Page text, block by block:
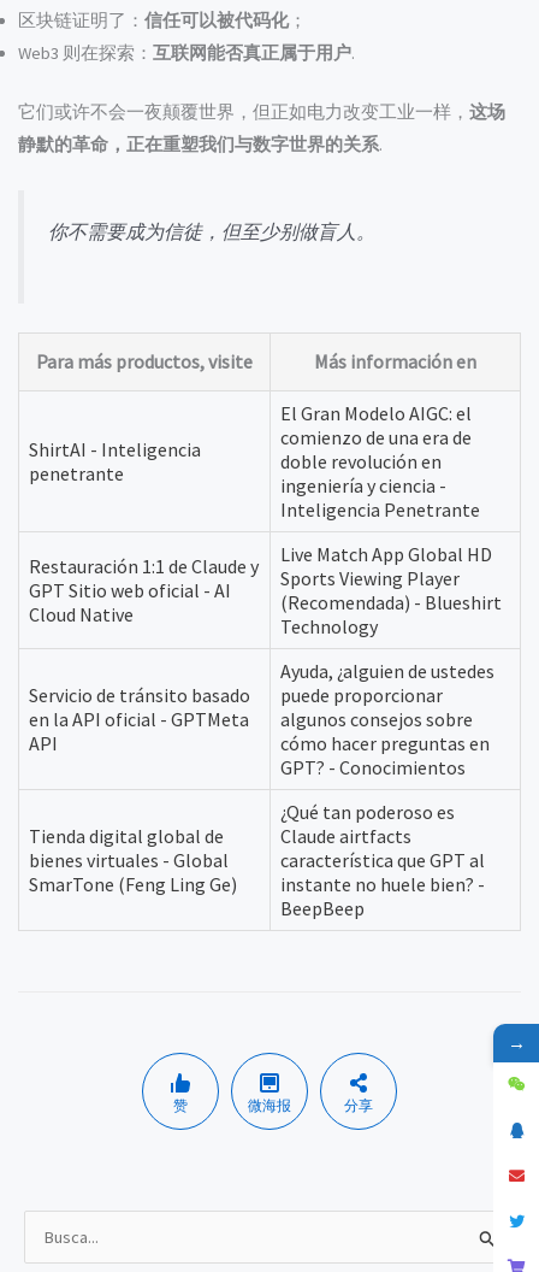
区块链证明了： 信任可以被代码化；
Web3 则在探索： 互联网能否真正属于用户.
它们或许不会一夜颠覆世界，但正如电力改变工业一样， 这场
静默的革命，正在重塑我们与数字世界的关系.
你不需要成为信徒，但至少别做盲人。
Para más productos, visite Más información en
ShirtAI - Inteligencia
penetrante
El Gran Modelo AIGC: el
comienzo de una era de
doble revolución en
ingeniería y ciencia -
Inteligencia Penetrante
Restauración 1:1 de Claude y
GPT Sitio web oficial - AI
Cloud Native
Live Match App Global HD
Sports Viewing Player
(Recomendada) - Blueshirt
Technology
Servicio de tránsito basado
en la API oficial - GPTMeta
API
Ayuda, ¿alguien de ustedes
puede proporcionar
algunos consejos sobre
cómo hacer preguntas en
GPT? - Conocimientos
Tienda digital global de
bienes virtuales - Global
SmarTone (Feng Ling Ge)
¿Qué tan poderoso es
Claude airtfacts
característica que GPT al
instante no huele bien? -
BeepBeep
赞 微海报 分享
→